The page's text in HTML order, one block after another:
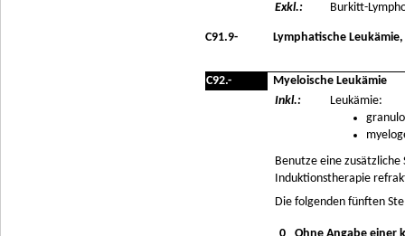
Exkl.:
Burkitt-
C91.9- Lymphatische
C92.-
Myeloische Leukämie
Inkl.:
Leukämie:
Benutze eine zusätzliche
Induktionstherapie
Die folgenden fünften